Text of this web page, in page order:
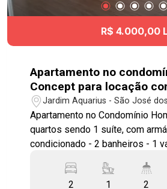
R$ 4.000,00
Apartamento no
Concept para locação
sendo 1 suíte - 67 m² -
Jardim Aquarius - SJC
Jardim Aquarius - São José
Apartamento no Condomínio
quartos sendo 1 suíte, com
condicionado - 2 banheiros - 1
possuí: - Sala com rack -
2 1 2